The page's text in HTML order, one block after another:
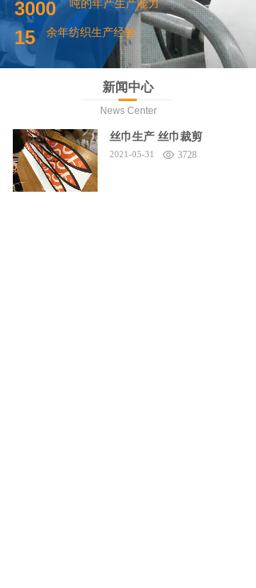
3000
15
余年纺织生产经验
吨的年产生产能力
新闻中心
News Center
丝巾生产 丝巾裁剪
2021-05-31 3728